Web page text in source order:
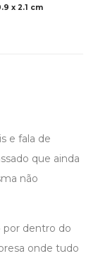
x 2.1 cm
e fala de
que ainda
não
por dentro do
onde tudo